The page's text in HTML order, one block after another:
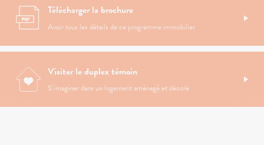
Télécharger la brochure
Avoir tous les détails de ce programme immobilier
Visiter le duplex témoin
S’imaginer dans un logement aménagé et décoré